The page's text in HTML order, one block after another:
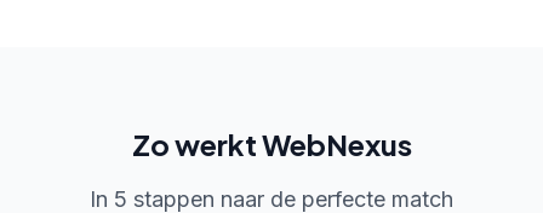
Zo werkt WebNexus
In 5 stappen naar de perfecte match